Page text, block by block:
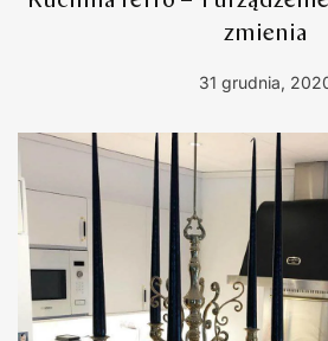
zmienia
31 grudnia,